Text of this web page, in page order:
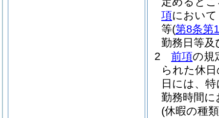
項におい
等(第8条第
勤務日等及
2
前項の規
られた休
日には、
勤務時間
(休暇の種